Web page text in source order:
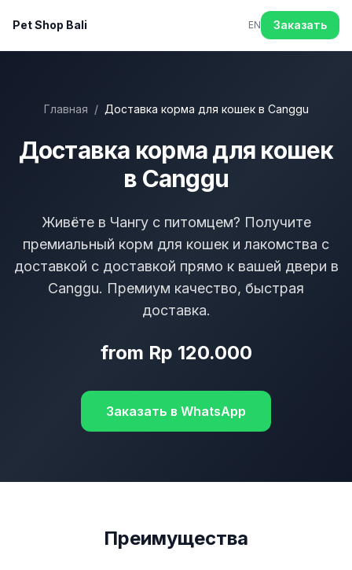
Pet Shop Bali EN Заказать
Главная / Доставка корма для кошек в Canggu
Доставка корма для кошек
в Canggu
Живёте в Чангу с питомцем? Получите
премиальный корм для кошек и лакомства с
доставкой с доставкой прямо к вашей двери в
Canggu. Премиум качество, быстрая
доставка.
from Rp 120.000
Заказать в WhatsApp
Преимущества